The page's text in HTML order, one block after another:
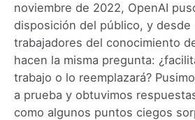
noviembre de 2022, OpenAI
disposición del público, y desde
trabajadores del conocimiento
hacen la misma pregunta:
trabajo o lo reemplazará?
a prueba y obtuvimos
como algunos puntos ciegos